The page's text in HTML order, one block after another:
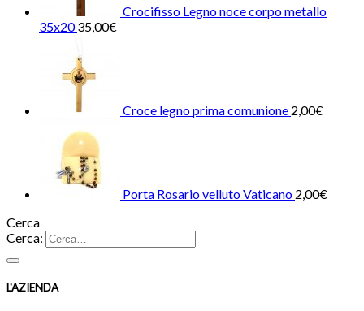
Crocifisso Legno noce corpo metallo
35x20 35,00€
Croce legno prima comunione 2,00€
Porta Rosario velluto Vaticano 2,00€
Cerca
Cerca:
L'AZIENDA